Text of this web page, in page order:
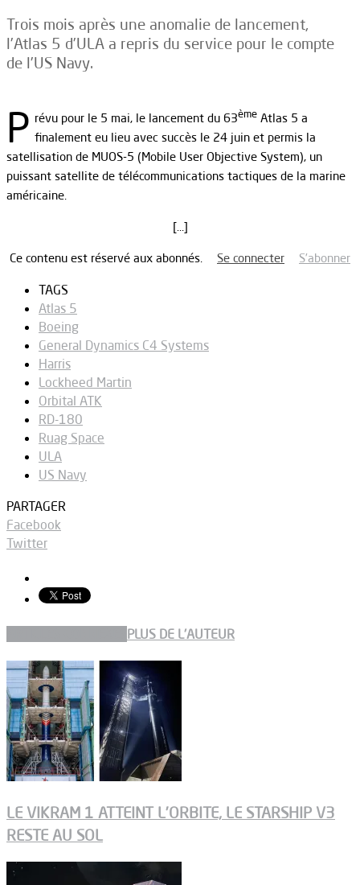
Trois mois après une anomalie de lancement,
l’Atlas 5 d’ULA a repris du service pour le compte
de l’US Navy.
P révu pour le 5 mai, le lancement du 63èmeAtlas 5 a
finalement eu lieu avec succès le 24 juin et permis la
satellisation de MUOS-5 (Mobile User Objective System), un
puissant satellite de télécommunications tactiques de la marine
américaine.
[…]
Ce contenu est réservé aux abonnés. Se connecter S’abonner
TAGS
Atlas 5
Boeing
General Dynamics C4 Systems
Harris
Lockheed Martin
Orbital ATK
RD-180
Ruag Space
ULA
US Navy
PARTAGER
Facebook
Twitter
PLUS DE L'AUTEUR
LE VIKRAM 1 ATTEINT L’ORBITE, LE STARSHIP V3
RESTE AU SOL